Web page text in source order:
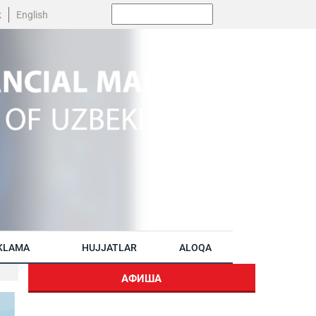
English
HUJJATLAR ALOQA
АФИША